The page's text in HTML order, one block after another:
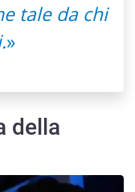
tale da chi
»
della